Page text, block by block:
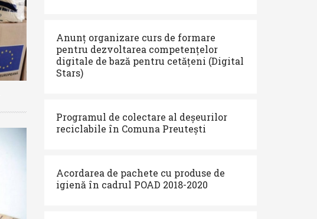
Anunț organizare curs de formare
pentru dezvoltarea competențelor
digitale de bază pentru cetățeni (Digital
Stars)
Programul de colectare al deșeurilor
reciclabile în Comuna Preutești
Acordarea de pachete cu produse de
igienă în cadrul POAD 2018-2020